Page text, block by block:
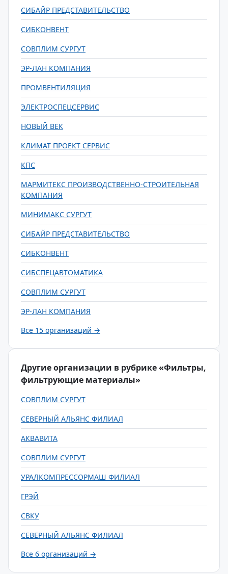
СИБАЙР ПРЕДСТАВИТЕЛЬСТВО
СИБКОНВЕНТ
СОВПЛИМ СУРГУТ
ЭР-ЛАН КОМПАНИЯ
ПРОМВЕНТИЛЯЦИЯ
ЭЛЕКТРОСПЕЦСЕРВИС
НОВЫЙ ВЕК
КЛИМАТ ПРОЕКТ СЕРВИС
КПС
МАРМИТЕКС ПРОИЗВОДСТВЕННО-СТРОИТЕЛЬНАЯ
КОМПАНИЯ
МИНИМАКС СУРГУТ
СИБАЙР ПРЕДСТАВИТЕЛЬСТВО
СИБКОНВЕНТ
СИБСПЕЦАВТОМАТИКА
СОВПЛИМ СУРГУТ
ЭР-ЛАН КОМПАНИЯ
Все 15 организаций →
Другие организации в рубрике «Фильтры,
фильтрующие материалы»
СОВПЛИМ СУРГУТ
СЕВЕРНЫЙ АЛЬЯНС ФИЛИАЛ
АКВАВИТА
СОВПЛИМ СУРГУТ
УРАЛКОМПРЕССОРМАШ ФИЛИАЛ
ГРЭЙ
СВКУ
СЕВЕРНЫЙ АЛЬЯНС ФИЛИАЛ
Все 6 организаций →